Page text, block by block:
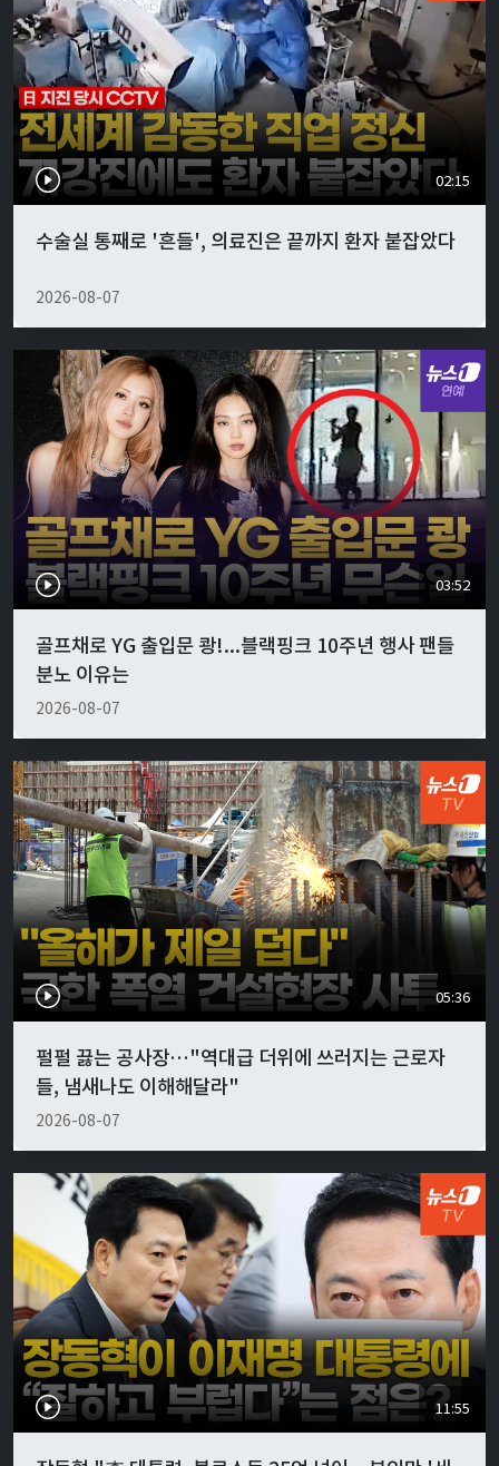
02:15
수술실 통째로 '흔들', 의료진은 끝까지 환자 붙잡았다
2026-08-07
03:52
골프채로 YG 출입문 쾅!...블랙핑크 10주년 행사 팬들
분노 이유는
2026-08-07
05:36
펄펄 끓는 공사장…"역대급 더위에 쓰러지는 근로자
들, 냄새나도 이해해달라"
2026-08-07
11:55